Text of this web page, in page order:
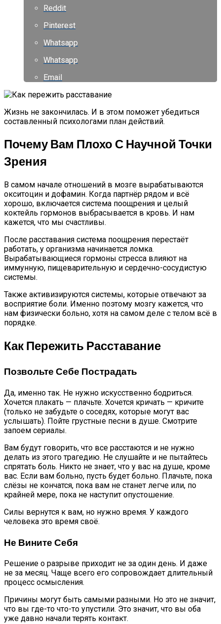
Reddit
Pinterest
Whatsapp
Whatsapp
Email
Жизнь не закончилась. И в этом поможет убедиться
составленный психологами план действий.
Почему Вам Плохо С Научной Точки
Зрения
В самом начале отношений в мозге вырабатываются
окситоцин и дофамин. Когда партнёр рядом и всё
хорошо, включается система поощрения и целый
коктейль гормонов выбрасывается в кровь. И нам
кажется, что мы счастливы.
После расставания система поощрения перестаёт
работать, у организма начинается ломка.
Вырабатывающиеся гормоны стресса влияют на
иммунную, пищеварительную и сердечно-сосудистую
системы.
Также активизируются системы, которые отвечают за
восприятие боли. Именно поэтому мозгу кажется, что
нам физически больно, хотя на самом деле с телом всё в
порядке.
Как Пережить Расставание
Позвольте Себе Пострадать
Да, именно так. Не нужно искусственно бодриться.
Хочется плакать — плачьте. Хочется кричать — кричите
(только не забудьте о соседях, которые могут вас
услышать). Пойте грустные песни в душе. Смотрите
запоем сериалы.
Вам будут говорить, что все расстаются и не нужно
делать из этого трагедию. Не слушайте и не пытайтесь
спрятать боль. Никто не знает, что у вас на душе, кроме
вас. Если вам больно, пусть будет больно. Плачьте, пока
слёзы не кончатся, пока вам не станет легче или, по
крайней мере, пока не наступит опустошение.
Силы вернутся к вам, но нужно время. У каждого
человека это время своё.
Не Вините Себя
Решение о разрыве приходит не за один день. И даже
не за месяц. Чаще всего его сопровождает длительный
процесс осмысления.
Причины могут быть самыми разными. Но это не значит,
что вы где-то что-то упустили. Это значит, что вы оба
уже давно начали терять контакт.